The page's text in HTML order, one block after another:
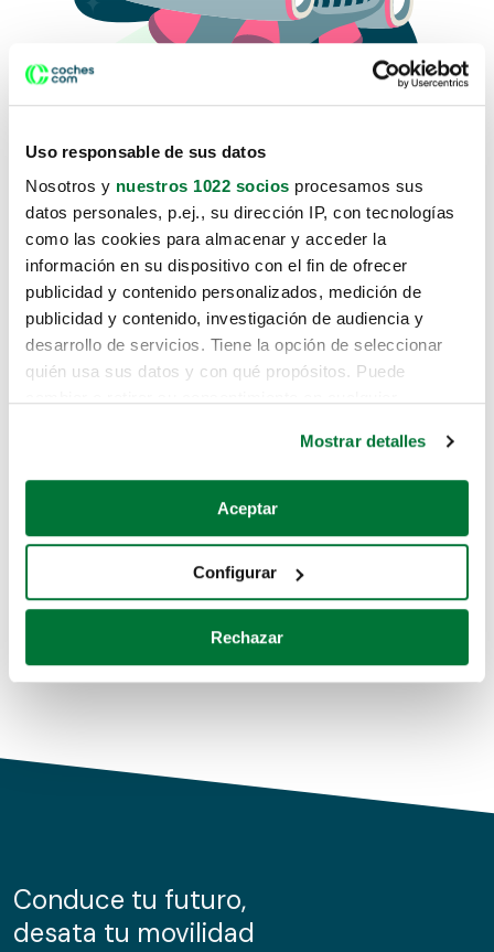
Uso responsable de sus datos
Nosotros y nuestros 1022 socios procesamos sus
datos personales, p.ej., su dirección IP, con tecnologías
como las cookies para almacenar y acceder la
información en su dispositivo con el fin de ofrecer
publicidad y contenido personalizados, medición de
publicidad y contenido, investigación de audiencia y
desarrollo de servicios. Tiene la opción de seleccionar
quién usa sus datos y con qué propósitos. Puede
Si lo permite, también quisiéramos:
Recopilar información sobre su ubicación geográfica
Identificar su dispositivo analizándolo activamente
para buscar características específicas (huellas
Obtenga más información sobre cómo se procesan sus
de cookies.
información sobre el uso que haga del sitio web con
nuestros partners de redes sociales, publicidad y análisis
Mostrar detalles
Aceptar
Configurar
Rechazar
Lo sentimos, no sabemos como
te hemos traido hasta aquí.
Pero puedes encontrar el coche que estás
buscando en alguno de estos enlaces:
Coches de segunda mano
Coches de km0
Conduce tu futuro,
desata tu movilidad